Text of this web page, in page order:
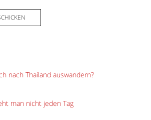
nach Thailand auswandern?
man nicht jeden Tag